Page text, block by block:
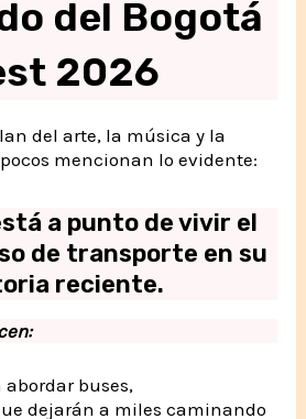
del Bogotá
2026
del arte, la música y la
mencionan lo evidente:
a punto de vivir el
de transporte en su
reciente.
buses,
dejarán a miles caminando